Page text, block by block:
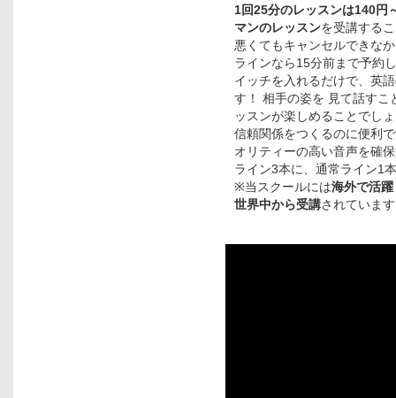
1回25分のレッスンは140円
マンのレッスンを受講する
悪くてもキャンセルできな
ラインなら15分前まで予約
イッチを入れるだけで、英
す！ 相手の姿を 見て話すこ
ッスンが楽しめることでし
信頼関係をつくるのに便利
オリティーの高い音声を確
ライン3本に、通常ライン1
※当スクールには海外で活
世界中から受講されていま